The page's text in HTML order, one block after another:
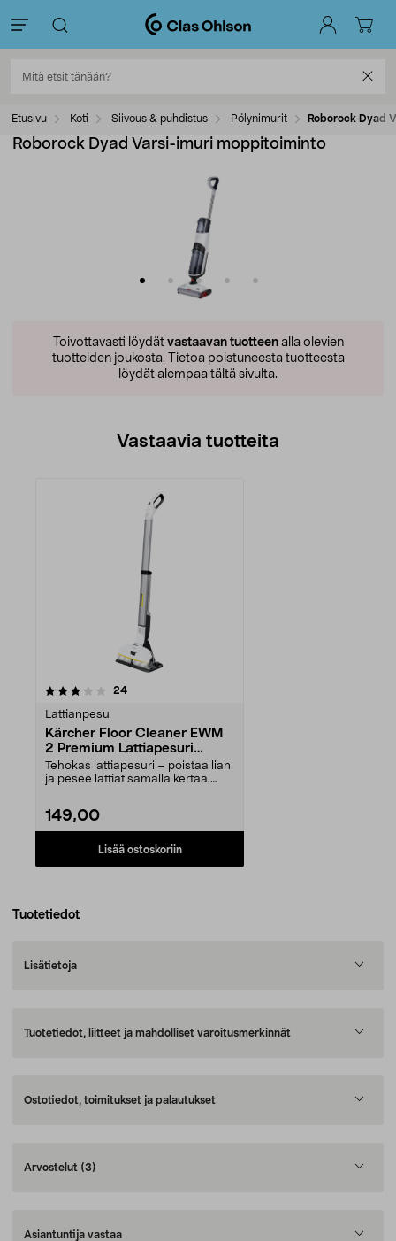
Etusivu Koti Siivous & puhdistus Pölynimurit Roborock Dyad
Roborock Dyad Varsi-imuri moppitoiminto
Toivottavasti löydät vastaavan tuotteenalla olevien
tuotteiden joukosta. Tietoa poistuneesta tuotteesta
löydät alempaa tältä sivulta.
Vastaavia tuotteita
24arvostelut
Lattianpesu
Kärcher Floor Cleaner EWM
2 Premium Lattiapesuri
akkukäyttöinen
Tehokas lattiapesuri – poistaa lian
ja pesee lattiat samalla kertaa.
149,00
Lisää ostoskoriin
Tuotetiedot
Lisätietoja
Tuotetiedot, liitteet ja mahdolliset varoitusmerkinnät
Ostotiedot, toimitukset ja palautukset
Arvostelut (3)
Asiantuntija vastaa